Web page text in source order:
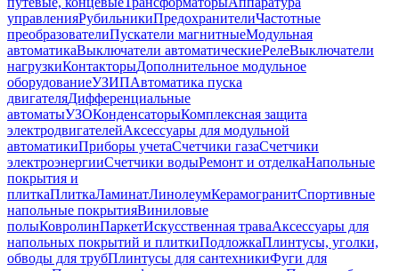
управленияРубильникиПредохранителиЧастотные
преобразователиПускатели магнитныеМодульная
автоматикаВыключатели автоматическиеРелеВыключатели
нагрузкиКонтакторыДополнительное модульное
оборудованиеУЗИПАвтоматика пуска
двигателяДифференциальные
автоматыУЗОКонденсаторыКомплексная защита
электродвигателейАксессуары для модульной
автоматикиПриборы учетаСчетчики газаСчетчики
электроэнергииСчетчики водыРемонт и отделкаНапольные
покрытия и
плиткаПлиткаЛаминатЛинолеумКерамогранитСпортивные
напольные покрытияВиниловые
полыКовролинПаркетИскусственная траваАксессуары для
напольных покрытий и плиткиПодложкаПлинтусы, уголки,
обводы для трубПлинтусы для сантехникиФуги для